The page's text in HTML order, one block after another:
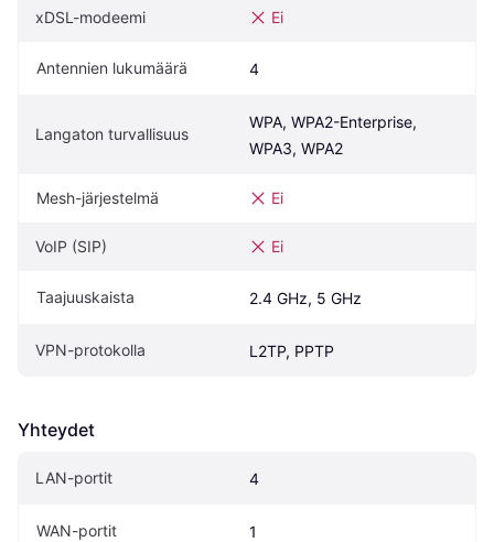
xDSL-modeemi Ei
Antennien lukumäärä 4
Langaton turvallisuus
WPA, WPA2-Enterprise,
WPA3, WPA2
Mesh-järjestelmä Ei
VoIP (SIP) Ei
Taajuuskaista 2.4 GHz, 5 GHz
VPN-protokolla L2TP, PPTP
Yhteydet
LAN-portit 4
WAN-portit 1